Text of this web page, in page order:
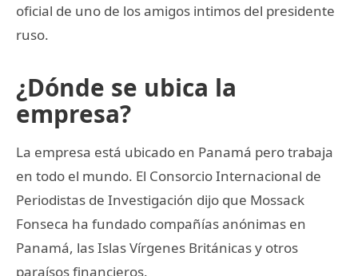
oficial de uno de los amigos intimos del presidente
ruso.
¿Dónde se ubica la
empresa?
La empresa está ubicado en Panamá pero trabaja
en todo el mundo. El Consorcio Internacional de
Periodistas de Investigación dijo que Mossack
Fonseca ha fundado compañías anónimas en
Panamá, las Islas Vírgenes Británicas y otros
paraísos financieros.